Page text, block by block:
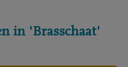
in 'Brasschaat'